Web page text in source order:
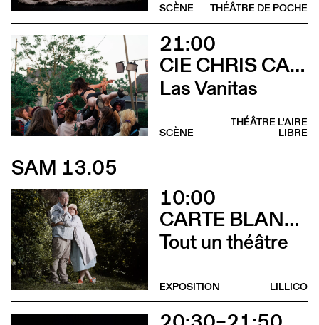
THÉÂTRE DE POCHE
SCÈNE
21:00
CIE CHRIS CADILLAC / MARION DUVAL & FLORIAN LEDUC
Las Vanitas
THÉÂTRE L'AIRE
LIBRE
SCÈNE
SAM 13.05
10:00
CARTE BLANCHE À ALBERTINE & GERMANO ZULLO
Tout un théâtre
LILLICO
EXPOSITION